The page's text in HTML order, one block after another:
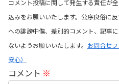
コメント投稿に関して発生する責任が
込みをお願いいたします。公序良俗に
への誹謗中傷、差別的コメント、記事
ないようお願いいたします。 お問合せ
安心）
コメント ※